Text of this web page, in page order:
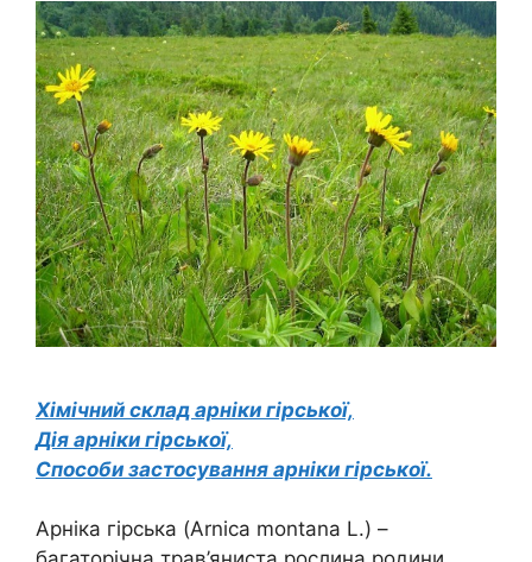
Хімічний склад арніки гірської,
Дія арніки гірської,
Способи застосування арніки гірської.
Арніка гірська (Arnica montana L.) –